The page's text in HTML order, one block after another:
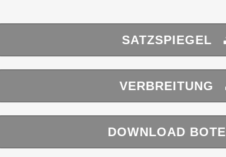
SATZSPIEGEL
VERBREITUNG
DOWNLOAD BOTE